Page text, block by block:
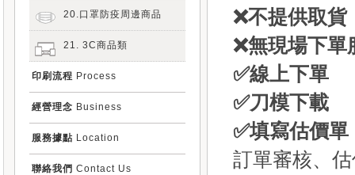
20.口罩防疫周邊商品
21. 3C商品類
印刷流程 Process
經營理念 Business
服務據點 Location
聯絡我們 Contact Us
❌不提供取貨
❌無現場下單
✅線上下單
✅刀模下載
✅填寫估價單
訂單審核、